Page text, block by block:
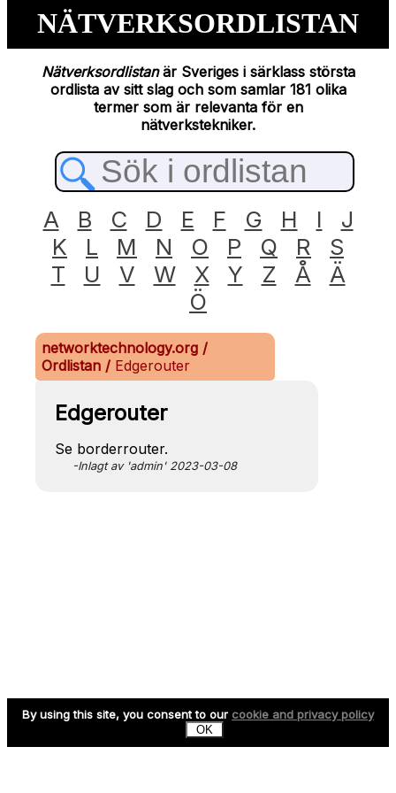
NÄTVERKSORDLISTAN
Nätverksordlistanär Sveriges i särklass största
ordlista av sitt slag och som samlar 181 olika
termer som är relevanta för en
nätverkstekniker.
A B C D E F G H I
J
K
L M N O P Q R
S
T
U V W X Y Z Å
Ä
Ö
networktechnology.org /
Ordlistan / Edgerouter
Edgerouter
Se borderrouter.
-Inlagt av 'admin' 2023-03-08
By using this site, you consent to our cookie and privacy policy